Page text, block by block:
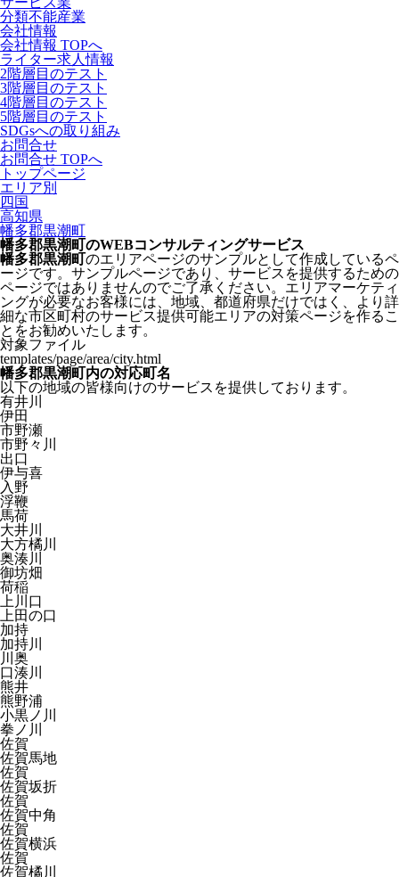
分類不能産業
会社情報
会社情報 TOPへ
ライター求人情報
2階層目のテスト
3階層目のテスト
4階層目のテスト
5階層目のテスト
SDGsへの取り組み
お問合せ
お問合せ TOPへ
トップページ
エリア別
四国
高知県
幡多郡黒潮町
幡多郡黒潮町のWEBコンサルティングサービス
幡多郡黒潮町のエリアページのサンプルとして作成しているペ
ージです。サンプルページであり、サービスを提供するための
ページではありませんのでご了承ください。エリアマーケティ
ングが必要なお客様には、地域、都道府県だけではく、より詳
細な市区町村のサービス提供可能エリアの対策ページを作るこ
とをお勧めいたします。
対象ファイル
templates/page/area/city.html
幡多郡黒潮町内の対応町名
以下の地域の皆様向けのサービスを提供しております。
有井川
伊田
市野瀬
市野々川
出口
伊与喜
入野
浮鞭
馬荷
大井川
大方橘川
奥湊川
御坊畑
荷稲
上川口
上田の口
加持
加持川
川奥
口湊川
熊井
熊野浦
小黒ノ川
拳ノ川
佐賀
佐賀馬地
佐賀
佐賀坂折
佐賀
佐賀中角
佐賀
佐賀横浜
佐賀
佐賀橘川